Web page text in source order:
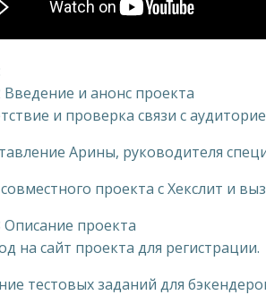
Введение и анонс проекта
и проверка связи с
Арины, руководителя
проекта с Хекслит и
Описание проекта
на сайт проекта для регистрации.
тестовых заданий для